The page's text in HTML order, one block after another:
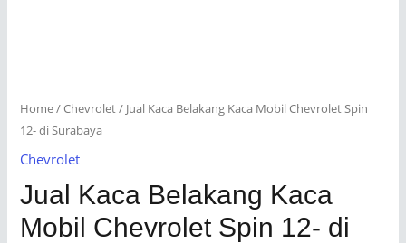
Home/Chevrolet/ Jual Kaca Belakang Kaca Mobil Chevrolet Spin
12- di Surabaya
Chevrolet
Jual Kaca Belakang Kaca
Mobil Chevrolet Spin 12- di